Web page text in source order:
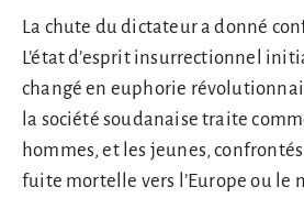
La chute du dictateur a donné
L’état d’esprit insurrectionnel
changé en euphorie
la société soudanaise traite
hommes, et les jeunes,
fuite mortelle vers l’Europe ou le